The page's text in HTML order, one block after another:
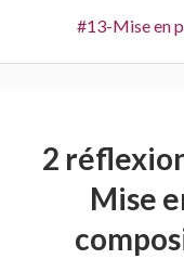
Suivant :
#13-Mise en
2
Mise